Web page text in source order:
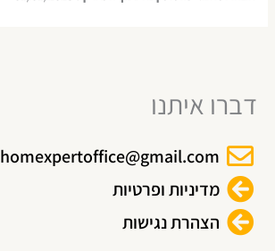
דברו איתנו
homexpertoffice@gmail.com
מדיניות ופרטיות
הצהרת נגישות